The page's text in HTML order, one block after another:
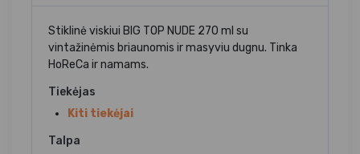
Stiklinė viskiui BIG TOP NUDE 270 ml su
vintažinėmis briaunomis ir masyviu dugnu. Tinka
HoReCa ir namams.
Tiekėjas
Kiti tiekėjai
Talpa